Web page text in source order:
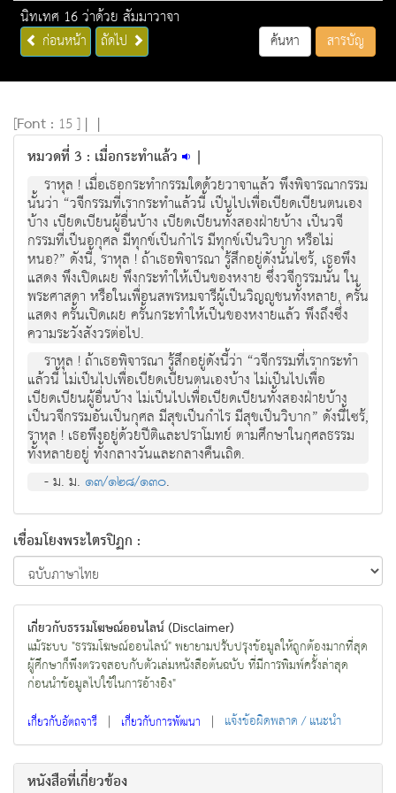
นิทเทศ 16 ว่าด้วย สัมมาวาจา
ก่อนหน้า ถัดไป ค้นหา สารบัญ
[Font : 15 ] | |
หมวดที่ 3 : เมื่อกระทำแล้ว |
ราหุล ! เมื่อเธอกระทำกรรมใดด้วยวาจาแล้ว พึงพิจารณากรรม
นั้นว่า “วจีกรรมที่เรากระทำแล้วนี้ เป็นไปเพื่อเบียดเบียนตนเอง
บ้าง เบียดเบียนผู้อื่นบ้าง เบียดเบียนทั้งสองฝ่ายบ้าง เป็นวจี
กรรมที่เป็นอกุศล มีทุกข์เป็นกำไร มีทุกข์เป็นวิบาก หรือไม่
หนอ?” ดังนี้, ราหุล ! ถ้าเธอพิจารณา รู้สึกอยู่ดังนั้นไซร้, เธอพึง
แสดง พึงเปิดเผย พึงกระทำให้เป็นของหงาย ซึ่งวจีกรรมนั้น ใน
พระศาสดา หรือในเพื่อนสพรหมจารีผู้เป็นวิญญูชนทั้งหลาย, ครั้น
แสดง ครั้นเปิดเผย ครั้นกระทำให้เป็นของหงายแล้ว พึงถึงซึ่ง
ความระวังสังวรต่อไป.
ราหุล ! ถ้าเธอพิจารณา รู้สึกอยู่ดังนี้ว่า “วจีกรรมที่เรากระทำ
แล้วนี้ ไม่เป็นไปเพื่อเบียดเบียนตนเองบ้าง ไม่เป็นไปเพื่อ
เบียดเบียนผู้อื่นบ้าง ไม่เป็นไปเพื่อเบียดเบียนทั้งสองฝ่ายบ้าง
เป็นวจีกรรมอันเป็นกุศล มีสุขเป็นกำไร มีสุขเป็นวิบาก” ดังนี้ไซร้,
ราหุล ! เธอพึงอยู่ด้วยปีติและปราโมทย์ ตามศึกษาในกุศลธรรม
ทั้งหลายอยู่ ทั้งกลางวันและกลางคืนเถิด.
- ม. ม.๑๓/๑๒๘/๑๓๐.
เชื่อมโยงพระไตรปิฏก :
เกี่ยวกับธรรมโฆษณ์ออนไลน์ (Disclaimer)
แม้ระบบ "ธรรมโฆษณ์ออนไลน์" พยายามปรับปรุงข้อมูลให้ถูกต้องมากที่สุด
ผู้ศึกษาก็พึงตรวจสอบกับตัวเล่มหนังสือต้นฉบับ ที่มีการพิมพ์ครั้งล่าสุด
ก่อนนำข้อมูลไปใช้ในการอ้างอิง"
เกี่ยวกับอัตถจารี | เกี่ยวกับการพัฒนา | แจ้งข้อผิดพลาด / แนะนำ
หนังสือที่เกี่ยวข้อง